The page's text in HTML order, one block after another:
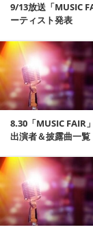
9/13放送「MUSIC
ーティスト発表
8.30「MUSIC FAIR
出演者＆披露曲一覧